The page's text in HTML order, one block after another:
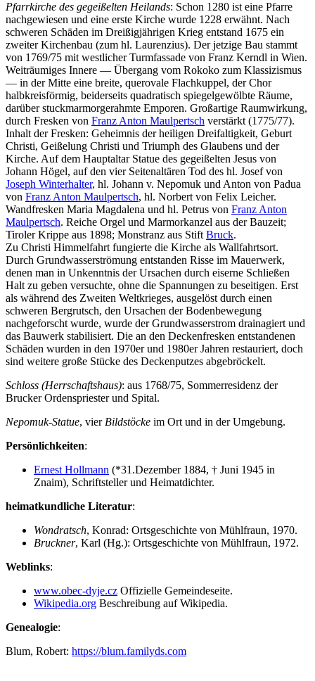
Pfarrkirche des gegeißelten Heilands: Schon 1280 ist eine Pfarre
nachgewiesen und eine erste Kirche wurde 1228 erwähnt. Nach
schweren Schäden im Dreißigjährigen Krieg entstand 1675 ein
zweiter Kirchenbau (zum hl. Laurenzius). Der jetzige Bau stammt
von 1769/75 mit westlicher Turmfassade von Franz Kerndl in Wien.
Weiträumiges Innere — Übergang vom Rokoko zum Klassizismus
— in der Mitte eine breite, querovale Flachkuppel, der Chor
halbkreisförmig, beiderseits quadratisch spiegelgewölbte Räume,
darüber stuckmarmorgerahmte Emporen. Großartige Raumwirkung,
durch Fresken von Franz Anton Maulpertsch verstärkt (1775/77).
Inhalt der Fresken: Geheimnis der heiligen Dreifaltigkeit, Geburt
Christi, Geißelung Christi und Triumph des Glaubens und der
Kirche. Auf dem Hauptaltar Statue des gegeißelten Jesus von
Johann Högel, auf den vier Seitenaltären Tod des hl. Josef von
Joseph Winterhalter, hl. Johann v. Nepomuk und Anton von Padua
von Franz Anton Maulpertsch, hl. Norbert von Felix Leicher.
Wandfresken Maria Magdalena und hl. Petrus von Franz Anton
Maulpertsch. Reiche Orgel und Marmorkanzel aus der Bauzeit;
Tiroler Krippe aus 1898; Monstranz aus Stift Bruck.
Zu Christi Himmelfahrt fungierte die Kirche als Wallfahrtsort.
Durch Grundwasserströmung entstanden Risse im Mauerwerk,
denen man in Unkenntnis der Ursachen durch eiserne Schließen
Halt zu geben versuchte, ohne die Spannungen zu beseitigen. Erst
als während des Zweiten Weltkrieges, ausgelöst durch einen
schweren Bergrutsch, den Ursachen der Bodenbewegung
nachgeforscht wurde, wurde der Grundwasserstrom drainagiert und
das Bauwerk stabilisiert. Die an den Deckenfresken entstandenen
Schäden wurden in den 1970er und 1980er Jahren restauriert, doch
sind weitere große Stücke des Deckenputzes abgebröckelt.
Schloss (Herrschaftshaus): aus 1768/75, Sommerresidenz der
Brucker Ordenspriester und Spital.
Nepomuk-Statue, vier Bildstöcke im Ort und in der Umgebung.
Persönlichkeiten:
Ernest Hollmann (*31.Dezember 1884, † Juni 1945 in
Znaim), Schriftsteller und Heimatdichter.
heimatkundliche Literatur:
Wondratsch, Konrad: Ortsgeschichte von Mühlfraun, 1970.
Bruckner, Karl (Hg.): Ortsgeschichte von Mühlfraun, 1972.
Weblinks:
www.obec-dyje.cz Offizielle Gemeindeseite.
Wikipedia.org Beschreibung auf Wikipedia.
Genealogie:
Blum, Robert: https://blum.familyds.com